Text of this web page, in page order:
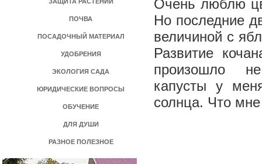
ПОЧВА
ПОСАДОЧНЫЙ МАТЕРИАЛ
УДОБРЕНИЯ
ЭКОЛОГИЯ САДА
ЮРИДИЧЕСКИЕ ВОПРОСЫ
ОБУЧЕНИЕ
ДЛЯ ДУШИ
РАЗНОЕ ПОЛЕЗНОЕ
Очень люблю
Но последние
величиной с
Развитие
произошло
капусты у
солнца. Что